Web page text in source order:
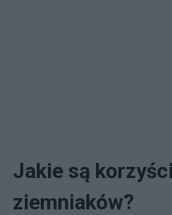
Jakie są
ziemniaków?